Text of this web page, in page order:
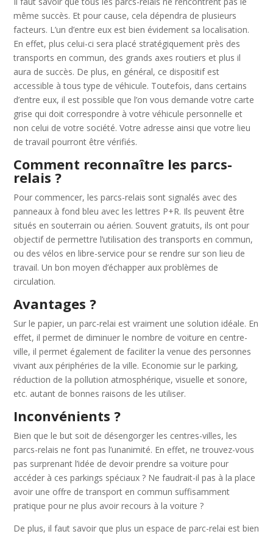
même succès. Et pour cause, cela dépendra de plusieurs
facteurs. L’un d’entre eux est bien évidement sa localisation.
En effet, plus celui-ci sera placé stratégiquement près des
transports en commun, des grands axes routiers et plus il
aura de succès. De plus, en général, ce dispositif est
accessible à tous type de véhicule. Toutefois, dans certains
d’entre eux, il est possible que l’on vous demande votre carte
grise qui doit correspondre à votre véhicule personnelle et
non celui de votre société. Votre adresse ainsi que votre lieu
de travail pourront être vérifiés.
Comment reconnaître les parcs-
relais ?
Pour commencer, les parcs-relais sont signalés avec des
panneaux à fond bleu avec les lettres P+R. Ils peuvent être
situés en souterrain ou aérien. Souvent gratuits, ils ont pour
objectif de permettre l’utilisation des transports en commun,
ou des vélos en libre-service pour se rendre sur son lieu de
travail. Un bon moyen d’échapper aux problèmes de
circulation.
Avantages ?
Sur le papier, un parc-relai est vraiment une solution idéale. En
effet, il permet de diminuer le nombre de voiture en centre-
ville, il permet également de faciliter la venue des personnes
vivant aux périphéries de la ville. Economie sur le parking,
réduction de la pollution atmosphérique, visuelle et sonore,
etc. autant de bonnes raisons de les utiliser.
Inconvénients ?
Bien que le but soit de désengorger les centres-villes, les
parcs-relais ne font pas l’unanimité. En effet, ne trouvez-vous
pas surprenant l’idée de devoir prendre sa voiture pour
accéder à ces parkings spéciaux ? Ne faudrait-il pas à la place
avoir une offre de transport en commun suffisamment
pratique pour ne plus avoir recours à la voiture ?
De plus, il faut savoir que plus un espace de parc-relai est bien